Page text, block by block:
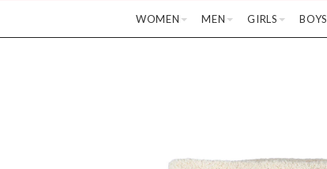
WOMEN MEN GIRLS BOYS